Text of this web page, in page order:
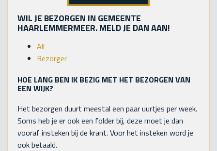
WIL JE BEZORGEN IN GEMEENTE
HAARLEMMERMEER. MELD JE DAN AAN!
All
Bezorger
HOE LANG BEN IK BEZIG MET HET BEZORGEN VAN
EEN WIJK?
Het bezorgen duurt meestal een paar uurtjes per week.
Soms heb je er ook een folder bij, deze moet je dan
vooraf insteken bij de krant. Voor het insteken word je
ook betaald.